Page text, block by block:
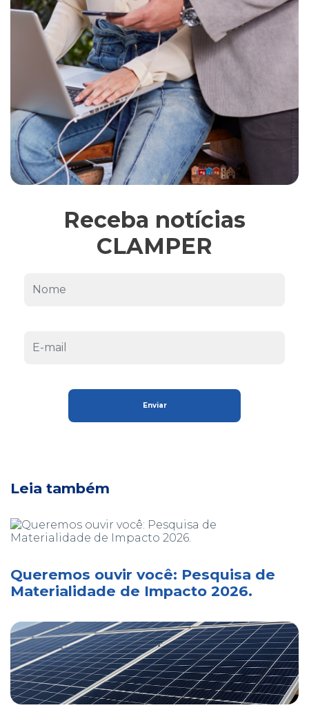
Receba notícias
CLAMPER
Leia também
Queremos ouvir você: Pesquisa de
Materialidade de Impacto 2026.